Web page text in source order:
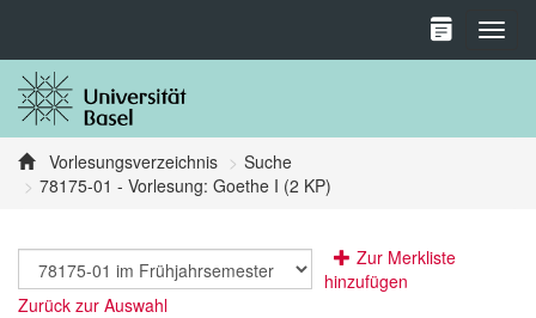
Vorlesungsverzeichnis
Suche
78175-01 - Vorlesung: Goethe I (2 KP)
Zur Merkliste
hinzufügen
Zurück zur Auswahl